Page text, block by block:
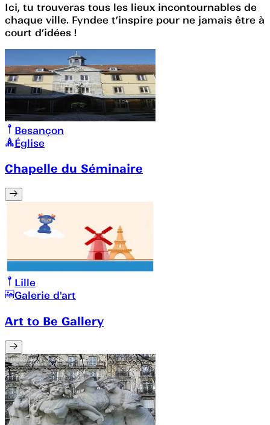
Ici, tu trouveras tous les lieux incontournables de
chaque ville. Fyndee t’inspire pour ne jamais être à
court d’idées !
Besançon
Église
Chapelle du Séminaire
Lille
Galerie d'art
Art to Be Gallery